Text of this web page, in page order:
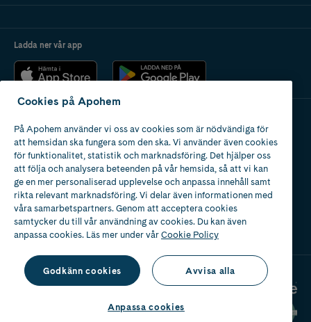
Ladda ner vår app
Apotek med tillstånd
av Läkemedelsverket
Cookies på Apohem
På Apohem använder vi oss av cookies som är nödvändiga för
att hemsidan ska fungera som den ska. Vi använder även cookies
för funktionalitet, statistik och marknadsföring. Det hjälper oss
att följa och analysera beteenden på vår hemsida, så att vi kan
ge en mer personaliserad upplevelse och anpassa innehåll samt
rikta relevant marknadsföring. Vi delar även informationen med
våra samarbetspartners. Genom att acceptera cookies
samtycker du till vår användning av cookies. Du kan även
anpassa cookies. Läs mer under vårCookie Policy
Godkänn cookies Avvisa alla
Anpassa cookies